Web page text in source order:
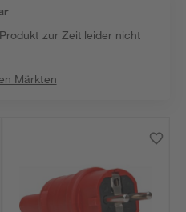
zur Zeit leider nicht
Märkten